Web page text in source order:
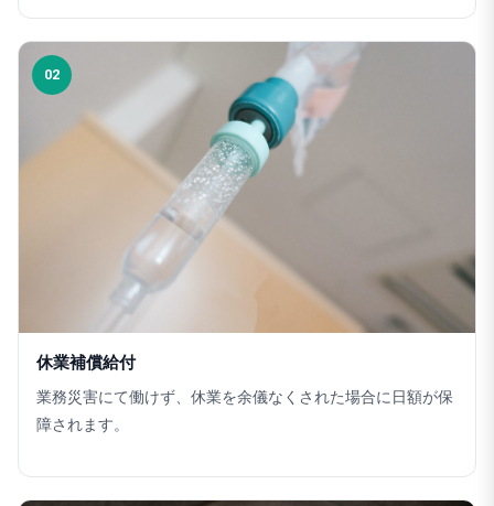
02
休業補償給付
業務災害にて働けず、休業を余儀なくされた場合に日額が保
障されます。